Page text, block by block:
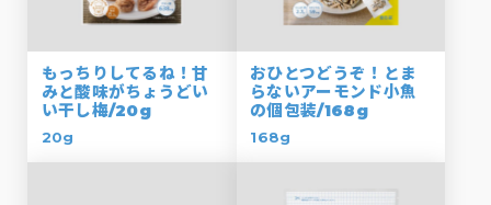
もっちりしてるね！甘
みと酸味がちょうどい
い干し梅/20g
20g
おひとつどうぞ！とま
らないアーモンド小魚
の個包装/168g
168g